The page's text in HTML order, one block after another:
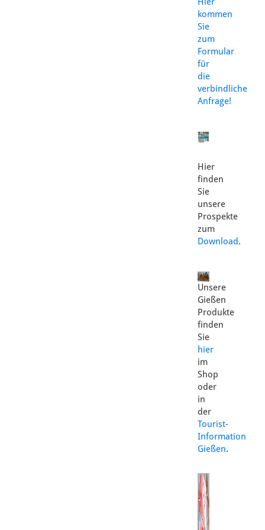
kommen
Sie
zum
Formular
für
die
verbindliche
Anfrage!
Hier
finden
Sie
unsere
Prospekte
zum
Download.
Unsere
Gießen
Produkte
finden
Sie
hier
im
Shop
oder
in
der
Tourist-
Information
Gießen.